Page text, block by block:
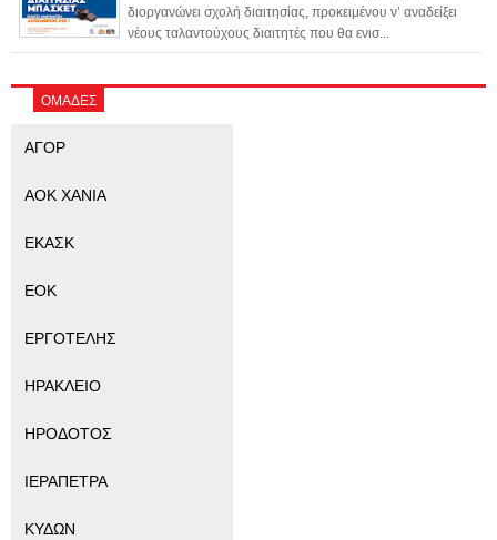
διοργανώνει σχολή διαιτησίας, προκειμένου ν’ αναδείξει
νέους ταλαντούχους διαιτητές που θα ενισ...
ΟΜΑΔΕΣ
ΑΓΟΡ
ΑΟΚ ΧΑΝΙΑ
ΕΚΑΣΚ
ΕΟΚ
ΕΡΓΟΤΕΛΗΣ
ΗΡΑΚΛΕΙΟ
ΗΡΟΔΟΤΟΣ
ΙΕΡΑΠΕΤΡΑ
ΚΥΔΩΝ